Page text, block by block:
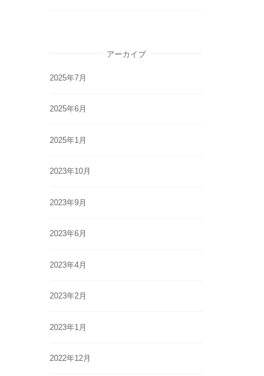
アーカイブ
2025年7月
2025年6月
2025年1月
2023年10月
2023年9月
2023年6月
2023年4月
2023年2月
2023年1月
2022年12月